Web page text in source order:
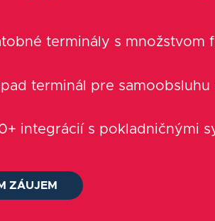
terminály s množstvom
terminál pre samoobsluhu
integrácií s pokladničnými
ZÁUJEM